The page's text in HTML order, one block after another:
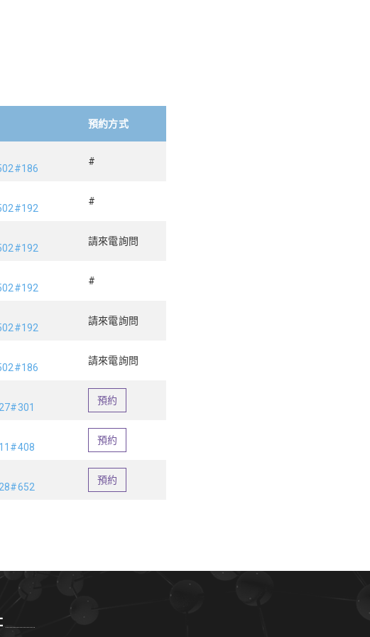
預約方式
#
#
請來電詢問
#
請來電詢問
請來電詢問
預約
預約
預約